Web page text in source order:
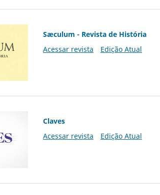
Sæculum - Revista de História
Acessar revista
Edição Atual
Claves
Acessar revista
Edição Atual